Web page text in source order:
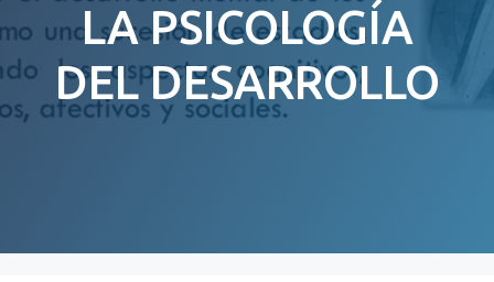
LA PSICOLOGÍA
DEL DESARROLLO